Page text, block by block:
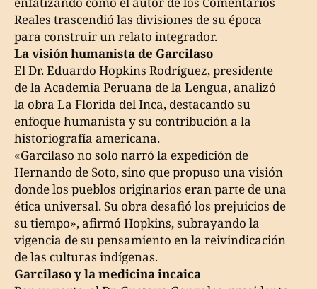
Reales trascendió las divisiones de su época
para construir un relato integrador.
La visión humanista de Garcilaso
El Dr. Eduardo Hopkins Rodríguez, presidente
de la Academia Peruana de la Lengua, analizó
la obra La Florida del Inca, destacando su
enfoque humanista y su contribución a la
historiografía americana.
«Garcilaso no solo narró la expedición de
Hernando de Soto, sino que propuso una visión
donde los pueblos originarios eran parte de una
ética universal. Su obra desafió los prejuicios de
su tiempo», afirmó Hopkins, subrayando la
vigencia de su pensamiento en la reivindicación
de las culturas indígenas.
Garcilaso y la medicina incaica